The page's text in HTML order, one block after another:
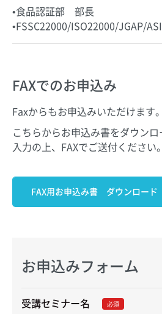
•食品認証部 部長
•FSSC22000/ISO22000/JGAP/
FAXでのお申込み
Faxからもお申込みいただけます。
こちらからお申込み書をダウン
入力の上、FAXでご送付ください。
FAX用お申込み書 ダウンロード
お申込みフォーム
受講セミナー名 必須